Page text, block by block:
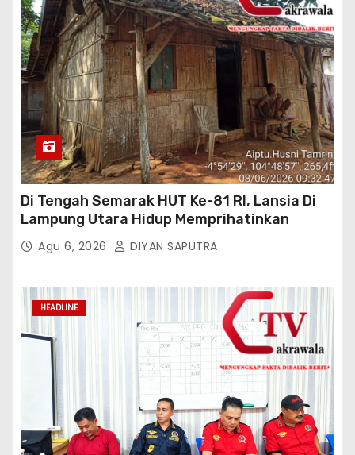
Di Tengah Semarak HUT Ke-81 RI, Lansia Di
Lampung Utara Hidup Memprihatinkan
Agu 6, 2026 DIYAN SAPUTRA
HEADLINE